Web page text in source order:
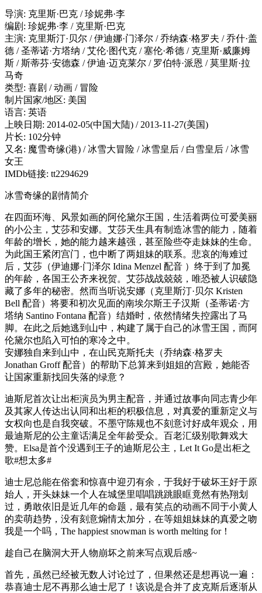
导演: 克里斯·巴克 / 珍妮弗·李
编剧: 珍妮弗·李 / 克里斯·巴克
主演: 克里斯汀·贝尔 / 伊迪娜·门泽尔 / 乔纳森·格罗夫 / 乔什·盖
德 / 圣蒂诺·方塔纳 / 艾伦·图代克 / 塞伦·希德 / 克里斯·威廉姆
斯 / 斯蒂芬·安德森 / 伊迪·迈克莱尔 / 罗伯特·派恩 / 莫里斯·拉
马奇
类型: 喜剧 / 动画 / 冒险
制片国家/地区: 美国
语言: 英语
上映日期: 2014-02-05(中国大陆) / 2013-11-27(美国)
片长: 102分钟
又名: 魔雪奇缘(港) / 冰雪大冒险 / 冰雪皇后 / 白雪皇后 / 冰雪
女王
IMDb链接: tt2294629
冰雪奇缘的剧情简介
在四面环海、风景如画的阿伦黛尔王国，生活着两位可爱美丽
的小公主，艾莎和安娜。艾莎天生具有制造冰雪的能力，随着
年龄的增长，她的能力越来越强，甚至险些夺走妹妹的生命。
为此国王紧闭宫门，也中断了两姐妹的联系。悲哀的海难过
后，艾莎（伊迪娜·门泽尔 Idina Menzel 配音 ）终于到了加冕
的年龄，各国王公齐来祝贺。艾莎战战兢兢，唯恐被人识破隐
藏了多年的秘密。然而当听说安娜（克里斯汀·贝尔 Kristen
Bell 配音）将要和初次见面的南埃尔斯王子汉斯（圣蒂诺·方
塔纳 Santino Fontana 配音）结婚时，依然情绪失控露出了马
脚。在此之后她逃到山中，构建了属于自己的冰雪王国，而阿
伦黛尔也陷入可怕的寒冷之中。
安娜独自来到山中，在山民克斯托夫（乔纳森·格罗夫
Jonathan Groff 配音）的帮助下总算来到姐姐的宫殿，她能否
让国家重新找回失落的绿意？
迪斯尼首次让出柜演员为男主配音，并通过故事向同志青少年
及其家人传达出认同和出柜的积极信息，对真爱的重新定义与
女权向也是自我突破。不墨守陈规也不刻意讨好成年观众，用
最迪斯尼的公主童话满足全年龄受众。百老汇级别歌舞戏大
赞。Elsa是首个没遇到王子的迪斯尼公主，Let It Go是出柜之
歌#想太多#
迪士尼总能在俗套和惊喜中迎刃有余，于我好于破坏王好于原
始人，开头妹妹一个人在城堡里唱唱跳跳眼眶竟然有热翔划
过，勇敢依旧是近几年的命题，最有笑点的动画不同于小黄人
的卖萌趋势，没有刻意煽情太加分，在等姐姐妹妹的真爱之吻
我是一个吗，The happiest snowman is worth melting for！
趁自己在脑洞大开人物崩坏之前来写点观后感~
首先，虽然已经被无数人讨论过了，但果然还是想再说一遍：
恭喜迪士尼不再那么迪士尼了！该说是合并了皮克斯后逐渐从